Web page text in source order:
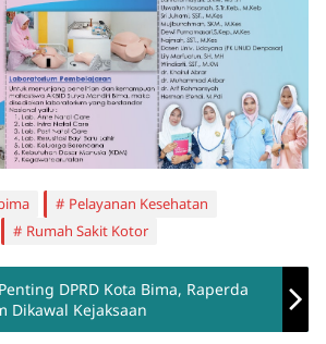
Pelayanan Kesehatan
Rumah Sakit Kotor
DPRD Kota Bima, Raperda
Dikawal Kejaksaan